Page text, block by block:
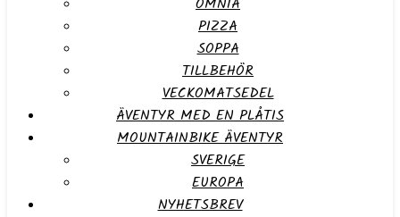
PIZZA
SOPPA
TILLBEHÖR
VECKOMATSEDEL
ÄVENTYR MED EN PLÅTIS
MOUNTAINBIKE ÄVENTYR
SVERIGE
EUROPA
NYHETSBREV